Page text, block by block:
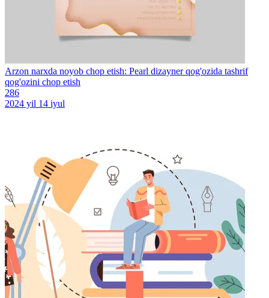
Arzon narxda noyob chop etish: Pearl dizayner qog'ozida tashrif
qog'ozini chop etish
286
2024 yil 14 iyul